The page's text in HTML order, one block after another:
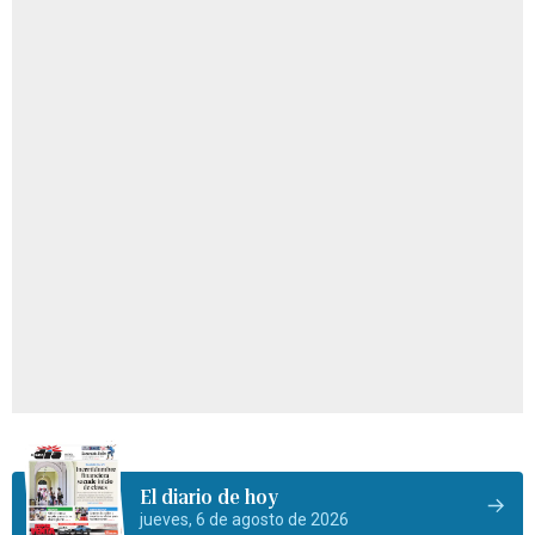
El diario de hoy
jueves, 6 de agosto de 2026